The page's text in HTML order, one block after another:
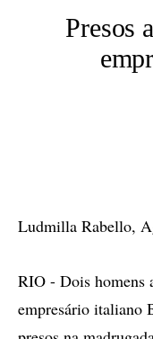
Presos
Ludmilla Rabello,
RIO - Dois homens
empresário italiano